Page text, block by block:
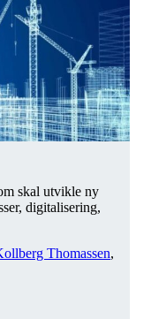
skal utvikle ny
digitalisering,
Thomassen,